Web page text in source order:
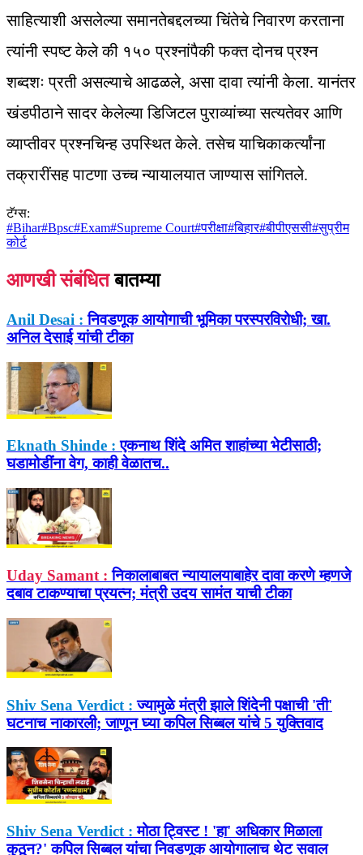
साहित्याशी असलेल्या समानतेबद्दलच्या चिंतेचे निवारण करताना
त्यांनी स्पष्ट केले की १५० प्रश्नांपैकी फक्त दोनच प्रश्न
शब्दशः प्रती असल्याचे आढळले, असा दावा त्‍यांनी केला. यानंतर
खंडपीठाने सादर केलेल्या डिजिटल पुराव्यांच्या सत्यतेवर आणि
व्याप्तीवर प्रश्नचिन्ह उपस्थित केले. तसेच याचिकाकर्त्यांना
तक्रारींसह पाटणा उच्च न्यायालयात जाण्यास सांगितले.
टॅग्स:
#Bihar#Bpsc#Exam#Supreme Court#परीक्षा#बिहार#बीपीएससी#सुप्रीम
कोर्ट
आणखी संबंधित बातम्या
Anil Desai : निवडणूक आयोगाची भूमिका परस्परविरोधी; खा.
अनिल देसाई यांची टीका
Eknath Shinde : एकनाथ शिंदे अमित शाहांच्या भेटीसाठी;
घडामोडींना वेग, काही वेळातच..
Uday Samant : निकालाबाबत न्यायालयाबाहेर दावा करणे म्हणजे
दबाव टाकण्याचा प्रयत्न; मंत्री उदय सामंत याची टीका
Shiv Sena Verdict : ज्यामुळे मंत्री झाले शिंदेनी पक्षाची 'ती'
घटनाच नाकारली; जाणून घ्या कपिल सिब्बल यांचे 5 युक्तिवाद
Shiv Sena Verdict : मोठा ट्विस्ट ! 'हा' अधिकार मिळाला
कुठून?' कपिल सिब्बल यांचा निवडणूक आयोगालाच थेट सवाल